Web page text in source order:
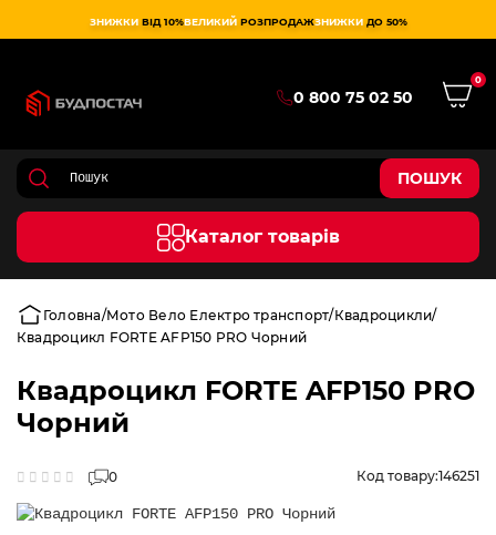
ЗНИЖКИ ВІД 10%ВЕЛИКИЙ РОЗПРОДАЖЗНИЖКИ ДО 50%
0 800 75 02 50
0
ПОШУК
Каталог товарів
Головна Мото Вело Електро транспорт Квадроцикли
Квадроцикл FORTE AFP150 PRO Чорний
Квадроцикл FORTE AFP150 PRO
Чорний
0 Код товару:146251